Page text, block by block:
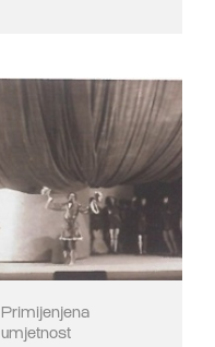
Primijenjena
umjetnost